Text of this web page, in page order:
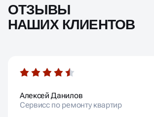
ОТЗЫВЫ
НАШИХ КЛИЕНТОВ
Алексей Данилов
Сервисс по ремонту квартир